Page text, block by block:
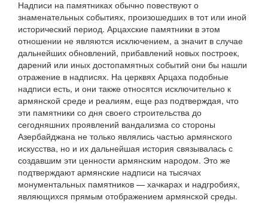
Надписи на памятниках обычно повествуют о
знаменательных событиях, произошедших в тот или иной
исторический период. Арцахские памятники в этом
отношении не являются исключением, а значит в случае
дальнейших обновлений, прибавлений новых построек,
дарений или иных достопамятных событий они бы нашли
отражение в надписях. На церквях Арцаха подобные
надписи есть, и они также относятся исключительно к
армянской среде и реалиям, еще раз подтверждая, что
эти памятники со дня своего строительства до
сегодняшних проявлений вандализма со стороны
Азербайджана не только являлись частью армянского
искусства, но и их дальнейшая история связывалась с
создавшим эти ценности армянским народом. Это же
подтверждают армянские надписи на тысячах
монументальных памятников — хачкарах и надгробиях,
являющихся прямым отображением армянской среды.